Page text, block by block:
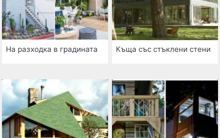
На разходка в градината Къща със стъклени стени